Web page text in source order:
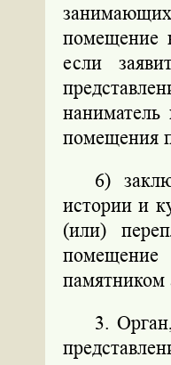
помещение
если
наниматель
помещения
6)
истории и
(или)
памятником
3.